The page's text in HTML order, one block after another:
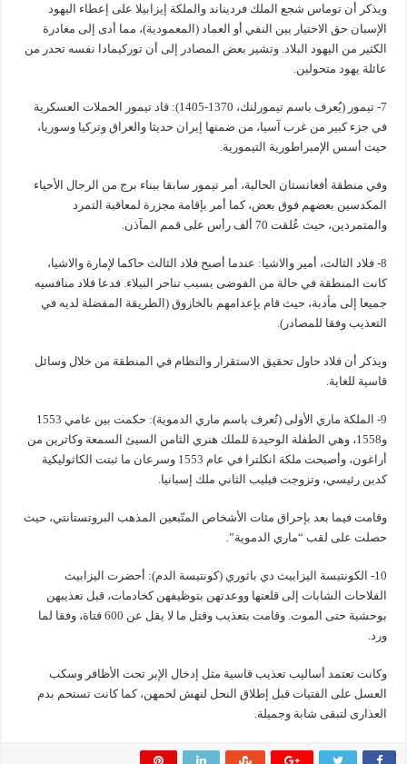
ويذكر أن توماس شجع الملك فرديناند والملكة إيزابيلا على إعطاء اليهود
الإسبان حق الاختيار بين النفي أو العماد (المعمودية)، مما أدى إلى مغادرة
الكثير من اليهود البلاد. وتشير بعض المصادر إلى أن توركيمادا نفسه تحدر من
عائلة يهود متحولين.
7- تيمور (يُعرف باسم تيمورلنك، 1370-1405): قاد تيمور الحملات العسكرية
في جزء كبير من غرب آسيا، من ضمنها إيران حديثا والعراق وتركيا وسوريا،
حيث أسس الإمبراطورية التيمورية.
وفي منطقة أفغانستان الحالية، أمر تيمور سابقا ببناء برج من الرجال الأحياء
المكدسين بعضهم فوق بعض، كما أمر بإقامة مجزرة لمعاقبة التمرد
والمتمردين، حيث عُلقت 70 ألف رأس على قمم المآذن.
8- فلاد الثالث، أمير والاشيا: عندما أصبح فلاد الثالث حاكما لإمارة والاشيا،
كانت المنطقة في حالة من الفوضى بسبب تناحر النبلاء. فدعا فلاد منافسيه
جميعا إلى مأدبة، حيث قام بإعدامهم بالخازوق (الطريقة المفضلة لديه في
التعذيب وفقا للمصادر).
ويذكر أن فلاد حاول تحقيق الاستقرار والنظام في المنطقة من خلال وسائل
قاسية للغاية.
9- الملكة ماري الأولى (تُعرف باسم ماري الدموية): حكمت بين عامي 1553
و1558، وهي الطفلة الوحيدة للملك هنري الثامن السيئ السمعة وكاترين من
أراغون، وأصبحت ملكة انكلترا في عام 1553 وسرعان ما ثبتت الكاثوليكية
كدين رئيسي، وتزوجت فيليب الثاني ملك إسبانيا.
وقامت فيما بعد بإحراق مئات الأشخاص المتّبعين المذهب البروتستانتي، حيث
حصلت على لقب “ماري الدموية”.
10- الكونتيسة اليزابيث دي باثوري (كونتيسة الدم): أحضرت اليزابيث
الفلاحات الشابات إلى قلعتها ووعدتهن بتوظيفهن كخادمات، قبل تعذيبهن
بوحشية حتى الموت. وقامت بتعذيب وقتل ما لا يقل عن 600 فتاة، وفقا لما
ورد.
وكانت تعتمد أساليب تعذيب قاسية مثل إدخال الإبر تحت الأظافر وسكب
العسل على الفتيات قبل إطلاق النحل لنهش لحمهن، كما كانت تستحم بدم
العذارى لتبقى شابة وجميلة.